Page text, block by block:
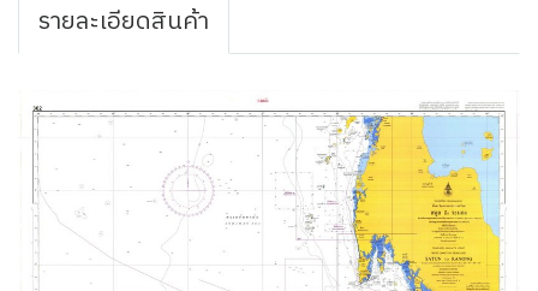
รายละเอียดสินค้า